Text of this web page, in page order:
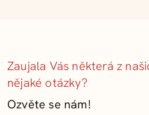
mailem nebo telefonicky a
Zaujala Vás některá z
nějaké otázky?
Ozvěte se nám!